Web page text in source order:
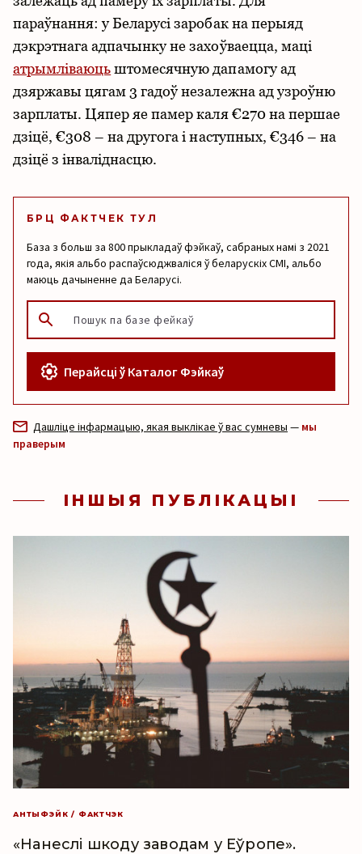
параўнання: у Беларусі заробак на перыяд
дэкрэтнага адпачынку не захоўваецца, маці
атрымліваюцьштомесячную дапамогу ад
дзяржавы цягам 3 гадоў незалежна ад узроўню
зарплаты. Цяпер яе памер каля €270 на першае
дзіцё, €308 – на другога і наступных, €346 – на
дзіцё з інваліднасцю.
БРЦ ФАКТЧЕК ТУЛ
База з больш за 800 прыкладаў фэйкаў, сабраных намі з 2021
года, якія альбо распаўсюджваліся ў беларускіх СМІ, альбо
маюць дачыненне да Беларусі.
Перайсці ў Каталог Фэйкаў
Дашліце інфармацыю, якая выклікае ў вас сумневы — мы
праверым
ІНШЫЯ ПУБЛІКАЦЫІ
АНТЫФЭЙК / ФАКТЧЭК
«Нанеслі шкоду заводам у Еўропе».